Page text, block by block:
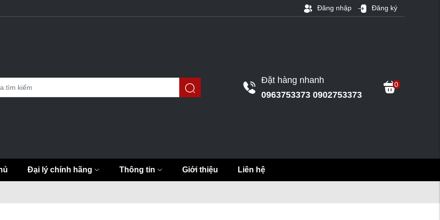
Đăng nhập Đăng ký
Đặt hàng nhanh
0963753373 0902753373
0
Đại lý chính hãng Thông tin Giới thiệu Liên hệ